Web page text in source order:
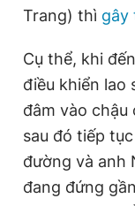
Theo dõi báo trên
Hotline
0906 645 777
Đặt báo Quảng
Tổng biên tập:
Phó tổng biên tập
Phó tổng biên tập:
Trang) thì gây
Cụ thể, khi
điều khiển lao
đâm vào chậu
sau đó tiếp
đường và anh
đang đứng